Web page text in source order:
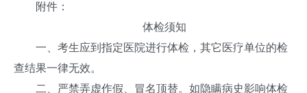
附件：
体检须知
一、考生应到指定医院进行体检，其它医疗单位的检
查结果一律无效。
二、严禁弄虚作假、冒名顶替。如隐瞒病史影响体检